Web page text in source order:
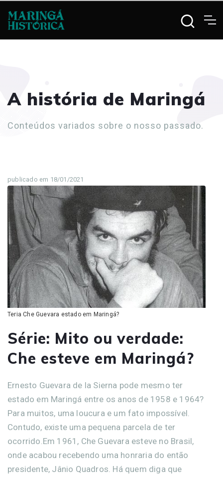
A história de Maringá
Conteúdos variados sobre o nosso passado.
publicado em 18/01/2021
Teria Che Guevara estado em Maringá?
Série: Mito ou verdade:
Che esteve em Maringá?
Ernesto Guevara de la Sierna pode mesmo ter
estado em Maringá entre os anos de 1958 e 1964?
Para muitos, uma loucura e um fato impossível.
Contudo, existe uma pequena parcela de ter
ocorrido.Em 1961, Che Guevara esteve no Brasil,
onde acabou recebendo uma honraria do então
presidente, Jânio Quadros. Há quem diga que